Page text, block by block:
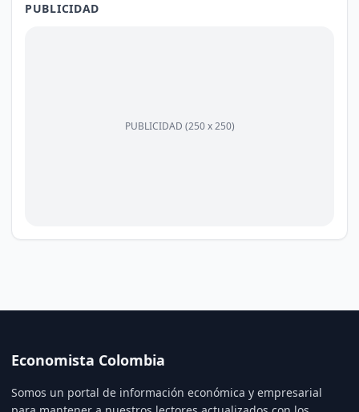
PUBLICIDAD
PUBLICIDAD (250 x 250)
Economista Colombia
Somos un portal de información económica y empresarial